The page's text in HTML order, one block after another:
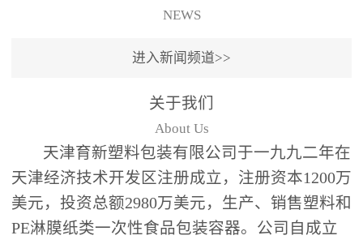
NEWS
进入新闻频道>>
关于我们
About Us
天津育新塑料包装有限公司于一九九二年在
天津经济技术开发区注册成立，注册资本1200万
美元，投资总额2980万美元，生产、销售塑料和
PE淋膜纸类一次性食品包装容器。公司自成立